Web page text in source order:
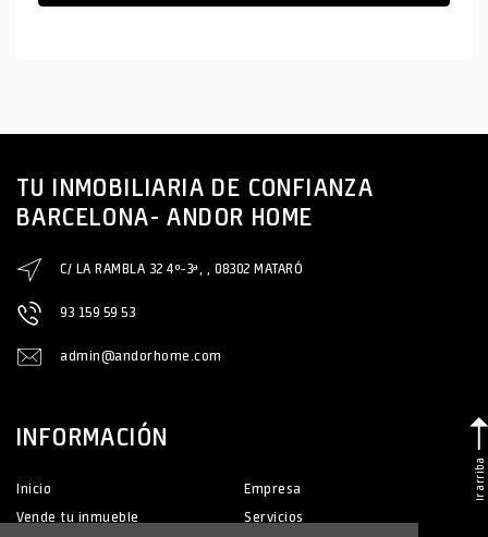
TU INMOBILIARIA DE CONFIANZA
BARCELONA- ANDOR HOME
C/ LA RAMBLA 32 4º-3ª, , 08302 MATARÓ
93 159 59 53
admin@andorhome.com
INFORMACIÓN
Inicio
Vende tu inmueble
Empresa
Servicios
Ir arriba